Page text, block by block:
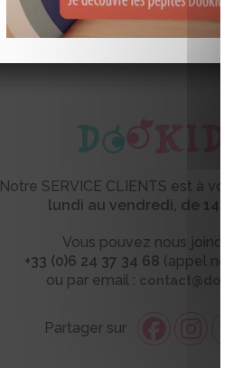
Baby sitter à Aix-en-Provence
Notre SERVICE CLIENTS est à
lundi au vendredi, de 14h à
Vous pouvez nous joindre au
+33 (0)6 24 37 34 68 (appel non
ou par email :
Partager sur